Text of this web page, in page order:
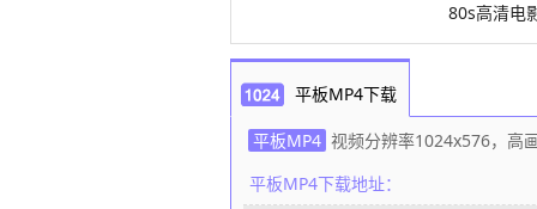
80s高清电
平板MP4下载
平板MP4 视频分辨率1024x576，高
平板MP4下载地址：